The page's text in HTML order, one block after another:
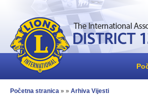
Početna stranica » » Arhiva Vijesti